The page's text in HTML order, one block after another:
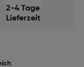
2-4 Tage
Lieferzeit